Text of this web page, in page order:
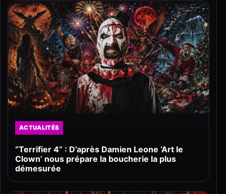
ACTUALITÉS
“Terrifier 4” : D’après Damien Leone ‘Art le
Clown’ nous prépare la boucherie la plus
démesurée